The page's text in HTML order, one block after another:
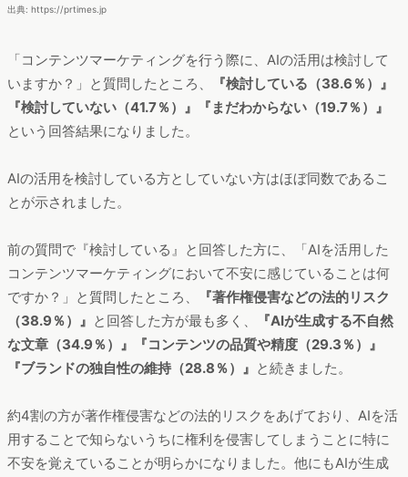
出典: https://prtimes.jp
「コンテンツマーケティングを行う際に、AIの活用は検討して
いますか？」と質問したところ、
『検討している（38.6％）』
『検討していない（41.7％）』『まだわからない（19.7％）』
という回答結果になりました。
AIの活用を検討している方としていない方はほぼ同数であるこ
とが示されました。
前の質問で『検討している』と回答した方に、「AIを活用した
コンテンツマーケティングにおいて不安に感じていることは何
ですか？」と質問したところ、
『著作権侵害などの法的リスク
（38.9％）』 と回答した方が最も多く、
『AIが生成する不自然
な文章（34.9％）』『コンテンツの品質や精度（29.3％）』
『ブランドの独自性の維持（28.8％）』 と続きました。
約4割の方が著作権侵害などの法的リスクをあげており、AIを活
用することで知らないうちに権利を侵害してしまうことに特に
不安を覚えていることが明らかになりました。他にもAIが生成